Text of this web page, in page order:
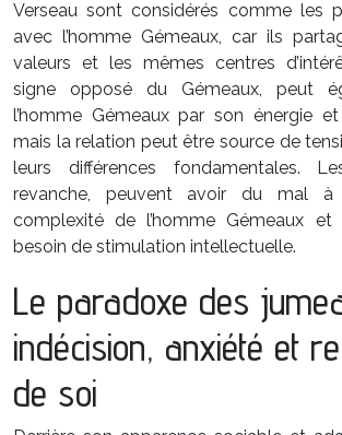
Verseau sont considérés comme les
avec l’homme Gémeaux, car ils
valeurs et les mêmes centres
signe opposé du Gémeaux, peut
l’homme Gémeaux par son énergie
mais la relation peut être source de
leurs différences fondamentales.
revanche, peuvent avoir du mal à
complexité de l’homme Gémeaux
besoin de stimulation intellectuelle.
Le paradoxe des
indécision, anxiété et
de soi